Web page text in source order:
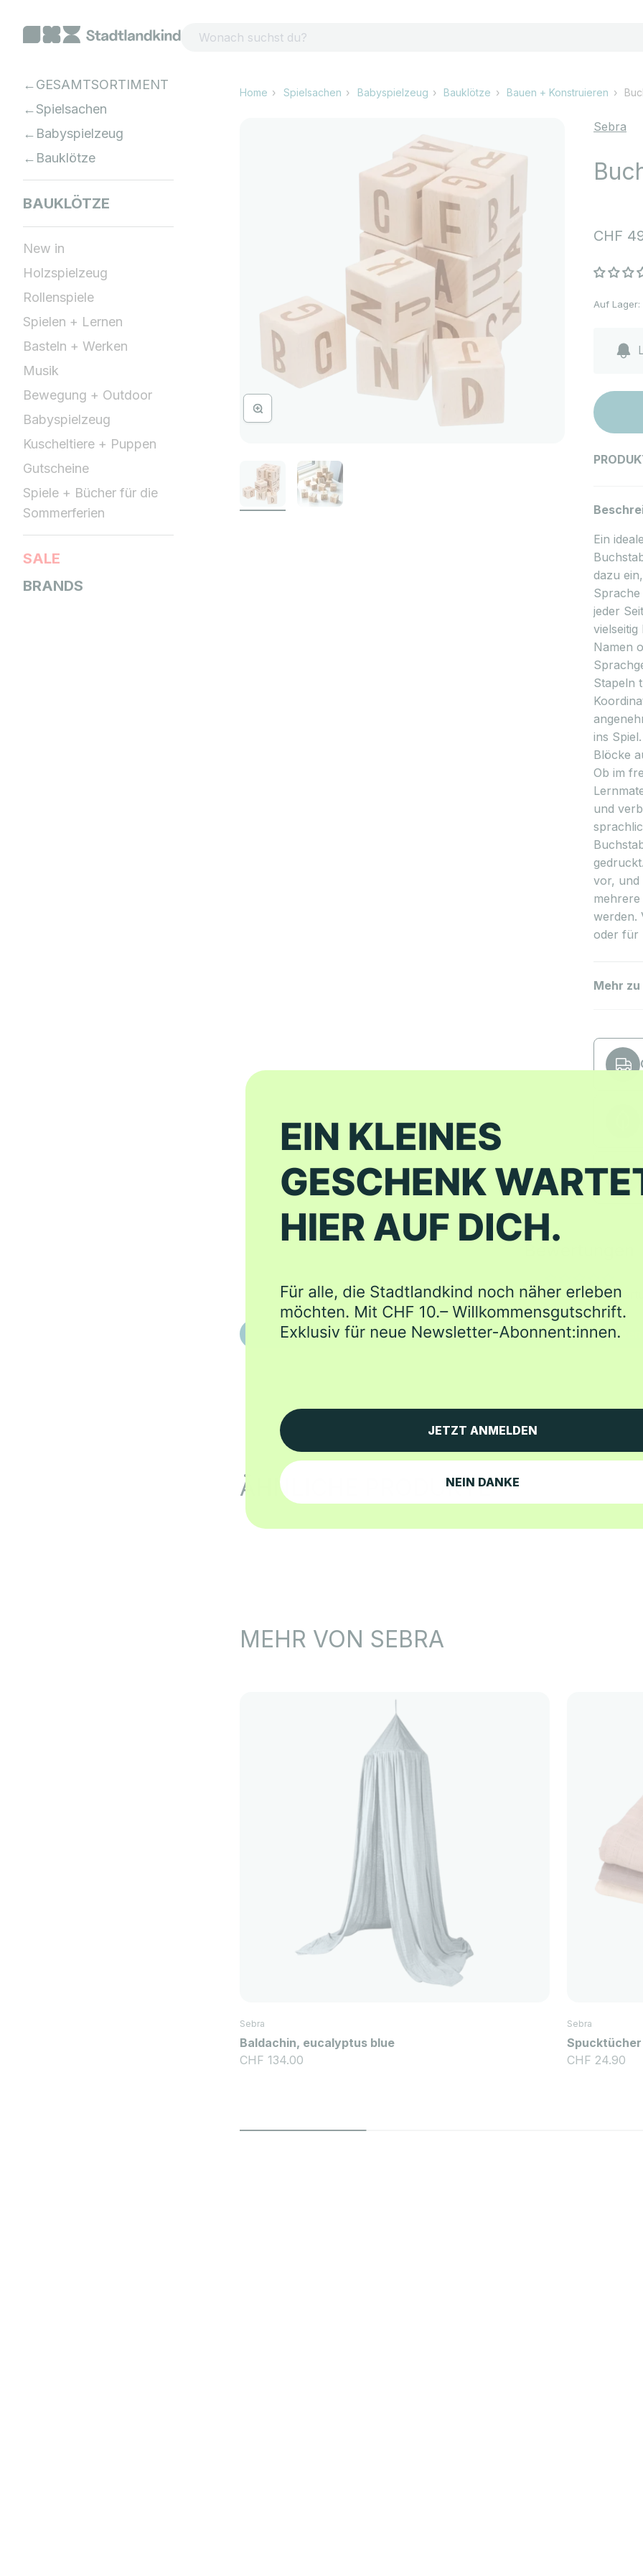
GESAMTSORTIMENT
Spielsachen
Babyspielzeug
Bauklötze
BAUKLÖTZE
New in
Holzspielzeug
Rollenspiele
Spielen + Lernen
Basteln + Werken
Musik
Bewegung + Outdoor
Babyspielzeug
Kuscheltiere + Puppen
Gutscheine
Spiele + Bücher für die
Sommerferien
SALE
BRANDS
Home Spielsachen Babyspielzeug Bauklötze Bauen + Konstruieren
Bild vergrössern
Sebra
CHF
Auf Lager:
Ein
dazu
jeder
Namen
Stapeln
ins
Blöcke
Ob im
und
vor, und
werden.
oder für
Mehr
Schreib' die erste
Bewertung schreiben
Sebra
Baldachin, eucalyptus blue
Angebot
CHF 134.00
Sebra
Angebot
CHF 24.90
JETZT ANMELDEN
NEIN DANKE